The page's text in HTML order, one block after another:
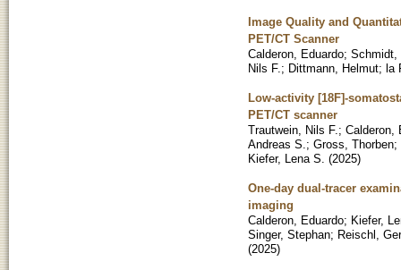
Image Quality and
PET/CT Scanner
Calderon, Eduardo; Schmidt,
Nils F. ; Dittmann, Helmut; la
Low-activity [18F]-
PET/CT scanner
Trautwein, Nils F. ; Calderon,
Andreas S. ; Gross, Thorben;
Kiefer, Lena S. (2025)
One-day dual-tracer
imaging
Calderon, Eduardo; Kiefer,
Singer, Stephan; Reischl,
(2025)